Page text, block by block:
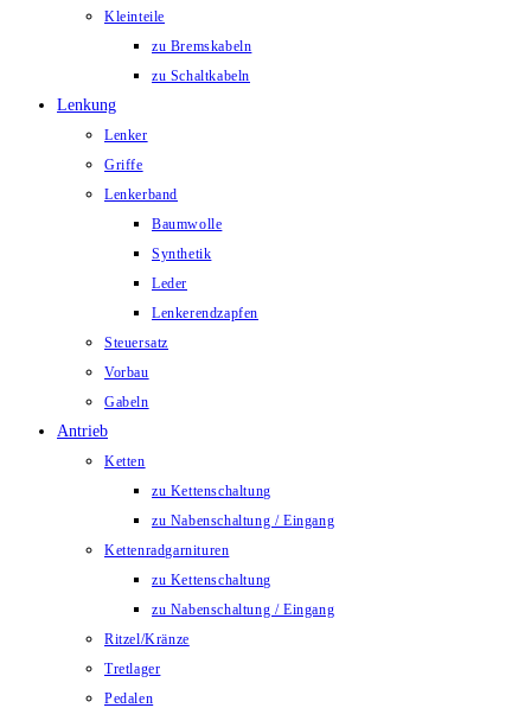
Kleinteile
zu Bremskabeln
zu Schaltkabeln
Lenkung
Lenker
Griffe
Lenkerband
Baumwolle
Synthetik
Leder
Lenkerendzapfen
Steuersatz
Vorbau
Gabeln
Antrieb
Ketten
zu Kettenschaltung
zu Nabenschaltung / Eingang
Kettenradgarnituren
zu Kettenschaltung
zu Nabenschaltung / Eingang
Ritzel/Kränze
Tretlager
Pedalen